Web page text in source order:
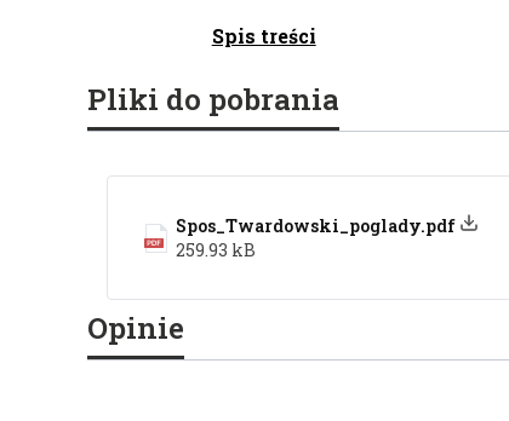
Spis treści
Pliki do pobrania
Spos_Twardowski_poglady.pdf
259.93 kB
Opinie